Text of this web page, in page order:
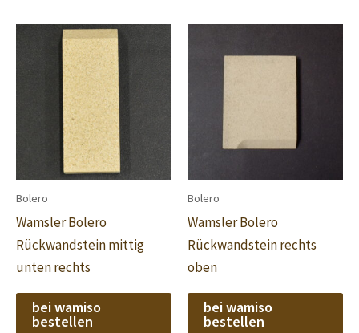
Bolero
Wamsler Bolero
Rückwandstein mittig
unten rechts
bei wamiso
bestellen
Bolero
Wamsler Bolero
Rückwandstein rechts
oben
bei wamiso
bestellen